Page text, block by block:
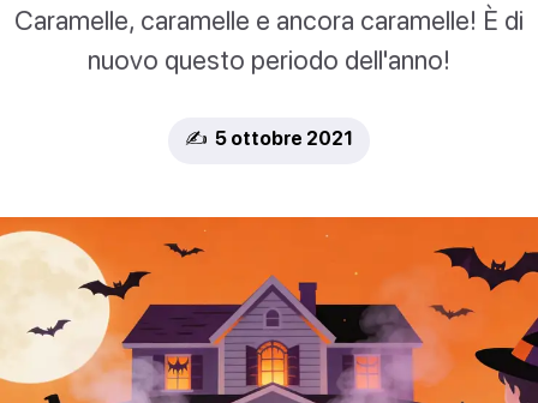
Caramelle, caramelle e ancora caramelle! È di
nuovo questo periodo dell'anno!
✍️ 5 ottobre 2021